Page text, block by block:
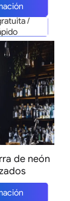
/
de neón